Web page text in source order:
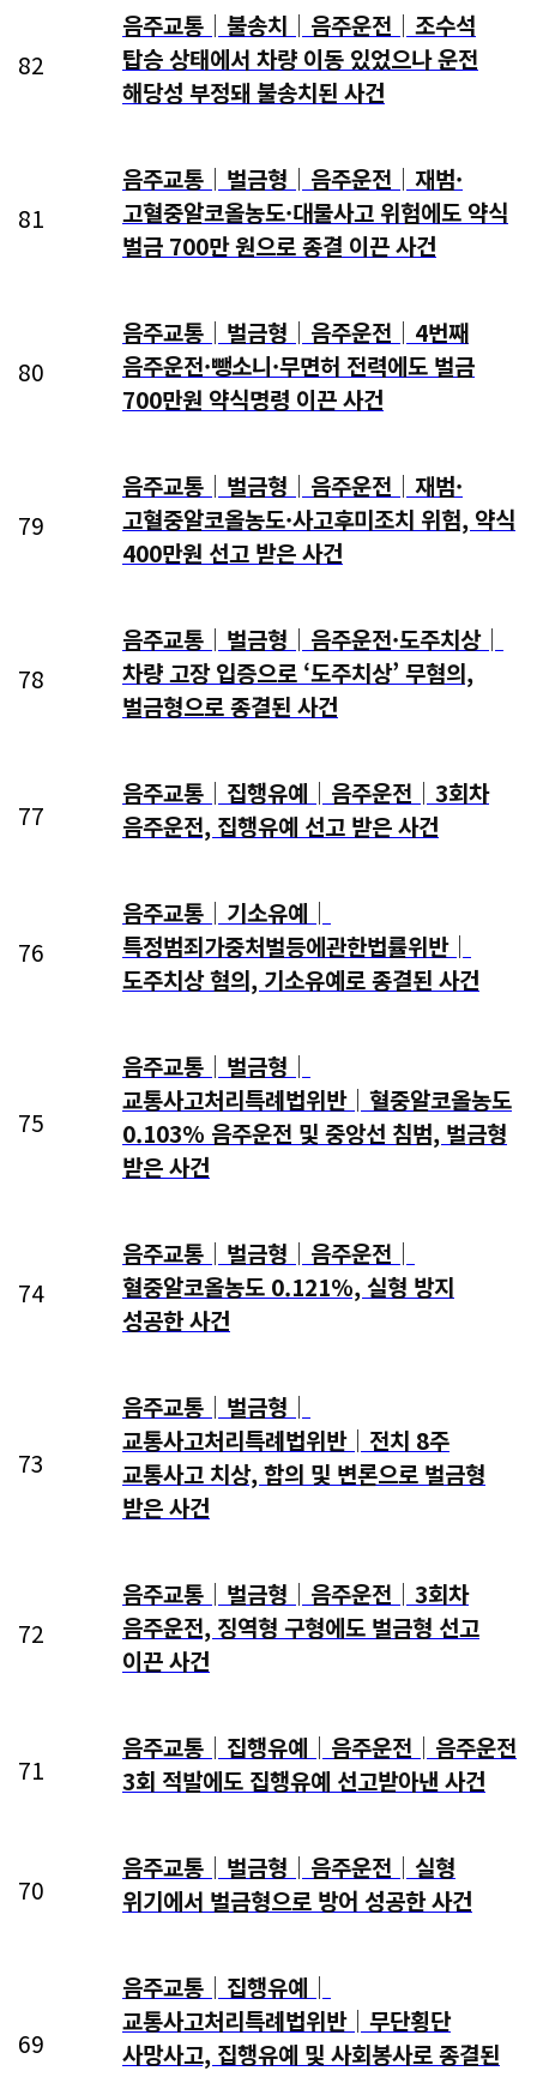
82
음주교통│불송치│음주운전│조수석
탑승 상태에서 차량 이동 있었으나 운전
해당성 부정돼 불송치된 사건
81
음주교통│벌금형│음주운전│재범·
고혈중알코올농도·대물사고 위험에도 약식
벌금 700만 원으로 종결 이끈 사건
80
음주교통│벌금형│음주운전│4번째
음주운전·뺑소니·무면허 전력에도 벌금
700만원 약식명령 이끈 사건
79
음주교통│벌금형│음주운전│재범·
고혈중알코올농도·사고후미조치 위험, 약식
400만원 선고 받은 사건
78
음주교통│벌금형│음주운전·도주치상│
차량 고장 입증으로 ‘도주치상’ 무혐의,
벌금형으로 종결된 사건
77
음주교통│집행유예│음주운전│3회차
음주운전, 집행유예 선고 받은 사건
76
음주교통│기소유예│
특정범죄가중처벌등에관한법률위반│
도주치상 혐의, 기소유예로 종결된 사건
75
음주교통│벌금형│
교통사고처리특례법위반│혈중알코올농도
0.103% 음주운전 및 중앙선 침범, 벌금형
받은 사건
74
음주교통│벌금형│음주운전│
혈중알코올농도 0.121%, 실형 방지
성공한 사건
73
음주교통│벌금형│
교통사고처리특례법위반│전치 8주
교통사고 치상, 합의 및 변론으로 벌금형
받은 사건
72
음주교통│벌금형│음주운전│3회차
음주운전, 징역형 구형에도 벌금형 선고
이끈 사건
71
음주교통│집행유예│음주운전│음주운전
3회 적발에도 집행유예 선고받아낸 사건
70
음주교통│벌금형│음주운전│실형
위기에서 벌금형으로 방어 성공한 사건
69
음주교통│집행유예│
교통사고처리특례법위반│무단횡단
사망사고, 집행유예 및 사회봉사로 종결된